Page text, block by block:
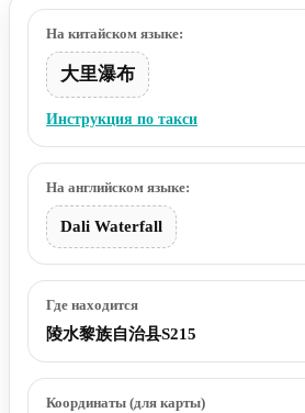
На китайском языке:
大里瀑布
Инструкция по такси
На английском языке:
Dali Waterfall
Где находится
陵水黎族自治县S215
Координаты (для карты)